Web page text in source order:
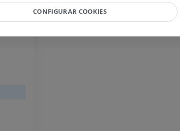
Perna (artérias
CONFIGURAR COOKIES